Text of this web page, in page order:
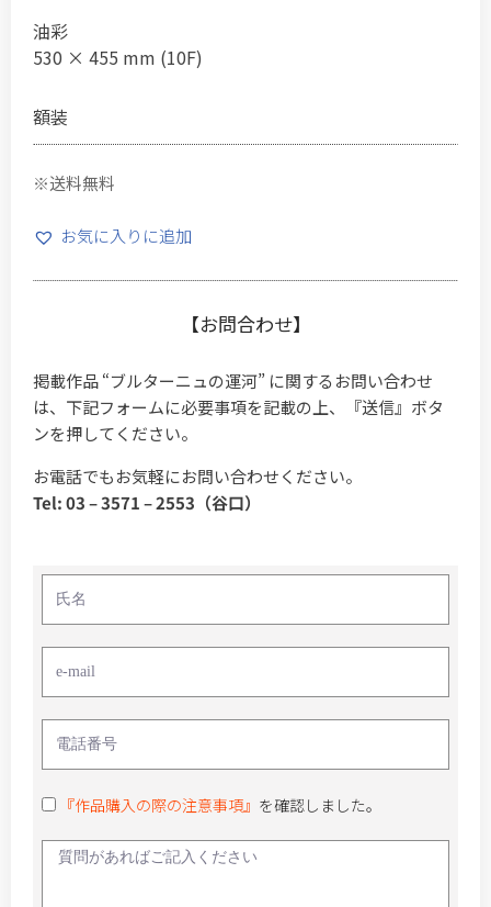
油彩
530 × 455 mm (10F)
額装
※送料無料
お気に入りに追加
【お問合わせ】
掲載作品 “ブルターニュの運河” に関するお問い合わせ
は、下記フォームに必要事項を記載の上、『送信』ボタ
ンを押してください。
お電話でもお気軽にお問い合わせください。
Tel: 03 – 3571 – 2553（谷口）
『作品購入の際の注意事項』 を確認しました。